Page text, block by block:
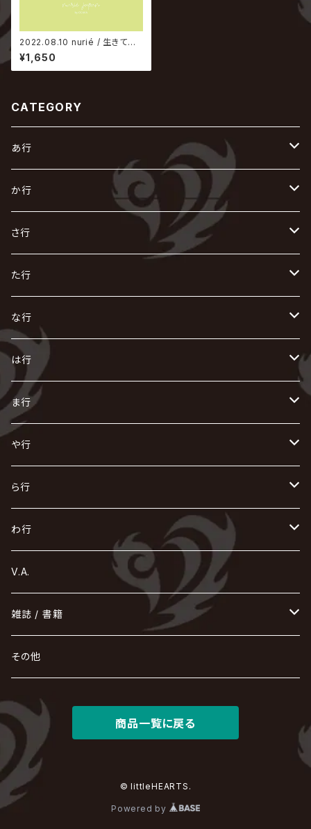
2022.08.10 nurié / 生きてて
偉い
¥1,650
CATEGORY
あ行
あ
R指定
AIOLIN
AKIHIDE
ACME / アクメ
浅葱 / ASAGI
Azavana
Acid Black Cherry
アリス九號. / ALICE NINE. / A9
有村竜太朗
ΛrlequiΩ / アルルカン
い
IKUO
exist†trace
生熊耕治
Initial'L
INORAN
色々な十字架
168 / 葵-168-
う
VIRGE / ヴァージュ
Waive
Versailles
Verde/
え
ACE OF SPADES
X JAPAN
お
AURORIZE
OFIAM
か行
か
怪人二十面奏
Kαin
kein
GACKT
KAKUMAY
the GazettE
GOTCHAROCKA
cali≠gari
河村隆一
き
KISAKI
キズ
KiD
gives
KIRITO / キリト
己龍
く
Crack6
グラビティ
黒夢
け
[ kei ] / 圭
仮病
こ
GOATBED
ゴールデンボンバー
さ行
さ
ザアザア
The THIRTEEN
Psycho le Cému
櫻井敦司
XANVALA
し
Zeke Deux
Z CLEAR
ジグソウ
シド
JAKIGAN MEISTER
Chanty
Janne Da Arc
す
Z CLEAR
超ジャシー
SPLENDID GOD GIRAFFE
SLAPSLY / CHIYU
せ
ゼラ
零[Hz]
そ
SOPHIA
ZOMBIE / ぞんび
た行
た
DASEIN
DAIGO
逹瑯
DAVID / SUI / 縁
DARRELL
ち
CHAQLA.
つ
て
D
DIAURA
DEXCORE
TAKE NO BREAK
DEZERT
と
東京花嫁
Tourbillon
Dolly
TЯicKY
な行
な
NIGHTMARE
NAZARE
に
NiEL
NICOLAS
ぬ
nurié
ね
NETH PRIERE CAIN
NEVERLAND
の
NoGoD
NOCTURNAL BLOODLUST
は行
は
heidi.
H.U.G
薔薇の宮殿
BAROQUE
ひ
HERO
美炎-BIEN-
HIDE-ZOU
ビバラッシュ
ふ
Far East Dizain
Fatüm
Plastic Tree
Frantic EMIRY
Blu-BiLLioN
へ
BabyKingdom
THE BEETHOVEN
HELLBROTH / ヘルブロス
The Benjamin
ペンタゴン
ほ
POIDOL
HOLLOWGRAM
ま行
ま
THE MICRO HEAD 4N'S
MAO / マオ from SID
マツタケワークス
摩天楼オペラ
THE MADNA
み
未完成アリス
ミスイ
美良政次
MIRAGE
む
MUCC / ムック
め
メトロノーム
MERRY / メリー
も
THE MORTAL
最上川司
や行
や
ヤミテラ / 外道反逆者ヤミテラ
ゆ
YUKIYA / 藤田幸也
ユナイト
よ
ら行
ら
rice
Rides In ReVellion
La'veil MizeriA
LAB.THE BASEMENT / ラボ ザ ベヰスメント
RAN / 蘭
り
Leetspeak monsters
Ricky
RENAME
LIBRAVEL / リブラヴェル
る
Ruiza
LUNA SEA
れ
the Raid.
REIGN
Royz
Rorschach.inc
わ行
わ
wyse
我が為
V.A.
雑誌 / 書籍
hévn
ROCK AND READ
その他
商品一覧に戻る
© littleHEARTS.
Powered by